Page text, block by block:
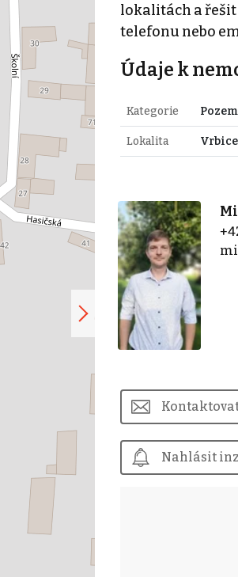
lokalitách a řešit
telefonu nebo
Údaje k
Kategorie
Lokalita Vrbice
Nahlásit